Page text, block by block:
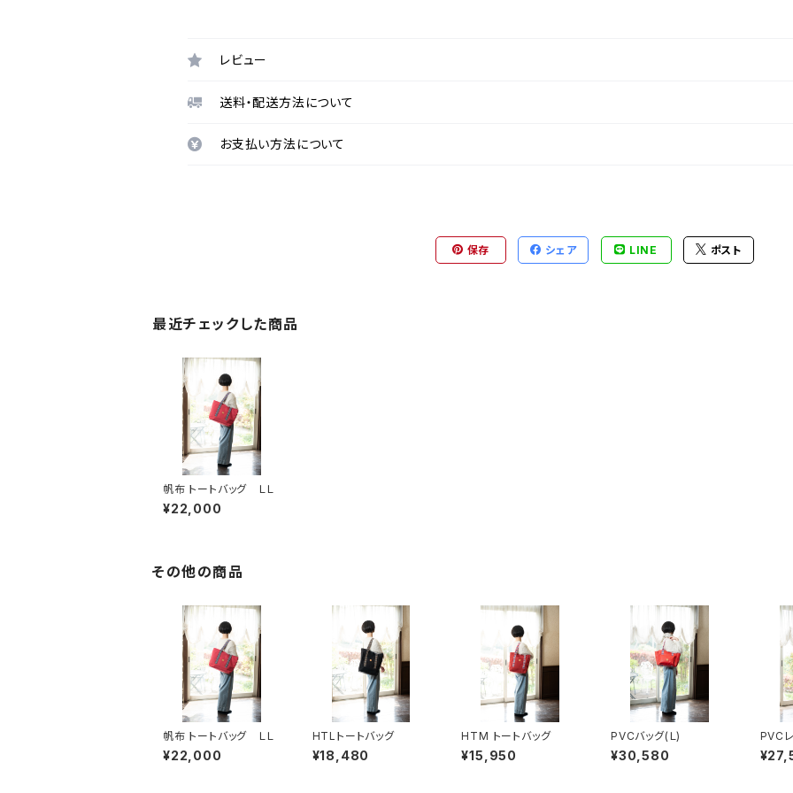
レビュー
送料・配送方法について
お支払い方法について
保存 シェア LINE ポスト
最近チェックした商品
帆布 トートバッグ ＬＬ
¥22,000
その他の商品
帆布 トートバッグ ＬＬ
¥22,000
HTLトートバッグ
¥18,480
HTM トートバッグ
¥15,950
PVCバッグ(Ｌ)
¥30,580
PVC
ク